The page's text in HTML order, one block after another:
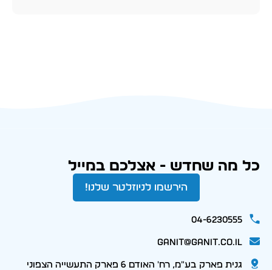
כל מה שחדש - אצלכם במייל
הירשמו לניוזלטר שלנו!
04-6230555
ganit@ganit.co.il
גנית פארק בע"מ, רח' האודם 6 פארק התעשייה הצפוני